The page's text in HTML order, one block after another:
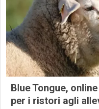
Blue Tongue,
per i ristori agli